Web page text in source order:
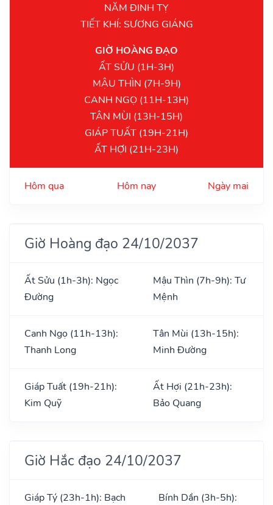
NĂM ĐINH TỴ
TIẾT KHÍ: SƯƠNG GIÁNG
GIỜ HOÀNG ĐẠO
ẤT SỬU (1H-3H)
MẬU THÌN (7H-9H)
CANH NGỌ (11H-13H)
TÂN MÙI (13H-15H)
GIÁP TUẤT (19H-21H)
ẤT HỢI (21H-23H)
Hôm qua Hôm nay Ngày mai
Giờ Hoàng đạo 24/10/2037
Ất Sửu (1h-3h): Ngọc
Đường
Mậu Thìn (7h-9h): Tư
Mệnh
Canh Ngọ (11h-13h):
Thanh Long
Tân Mùi (13h-15h):
Minh Đường
Giáp Tuất (19h-21h):
Kim Quỹ
Ất Hợi (21h-23h):
Bảo Quang
Giờ Hắc đạo 24/10/2037
Giáp Tý (23h-1h): Bạch
Bính Dần (3h-5h):